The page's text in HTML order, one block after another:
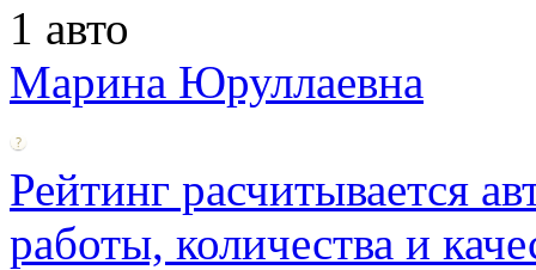
1 авто
Марина Юруллаевна
Рейтинг расчитывается
работы, количества и